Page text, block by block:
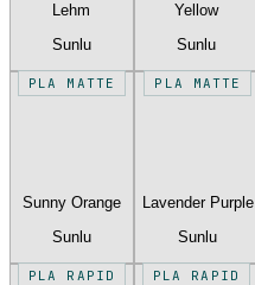
Lehm
Sunlu
Yellow
Sunlu
PLA MATTE
Sunny Orange
Sunlu
PLA MATTE
Lavender Purple
Sunlu
PLA RAPID PLA RAPID